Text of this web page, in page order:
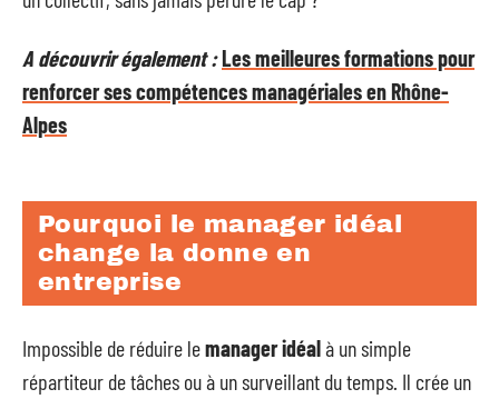
A découvrir également :Les meilleures formations pour
renforcer ses compétences managériales en Rhône-
Alpes
Pourquoi le manager idéal
change la donne en
entreprise
Impossible de réduire lemanager idéalà un simple
répartiteur de tâches ou à un surveillant du temps. Il crée un